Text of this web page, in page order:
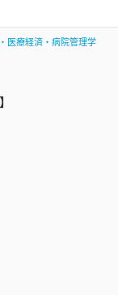
医療経済・病院管理学